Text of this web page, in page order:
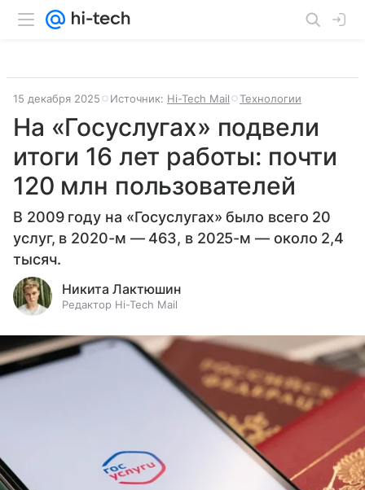
15 декабря 2025 Источник: Hi-Tech Mail Технологии
На «Госуслугах» подвели
итоги 16 лет работы: почти
120 млн пользователей
В 2009 году на «Госуслугах» было всего 20
услуг, в 2020-м — 463, в 2025-м — около 2,4
тысяч.
Никита Лактюшин
Редактор Hi-Tech Mail